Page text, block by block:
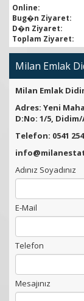
Online:
Bug�n Ziyaret:
D�n Ziyaret:
Toplam Ziyaret:
Milan Emlak
Milan Emlak
Adres: Yeni
D:No: 1/5, Didim/
Telefon: 0541
Adınız Soyadınız
E-Mail
Telefon
Mesajınız